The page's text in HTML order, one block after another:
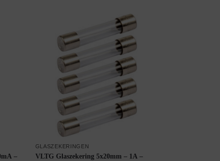
–
GLASZEKERINGEN
VLTG Glaszekering 5x20mm – 1A –